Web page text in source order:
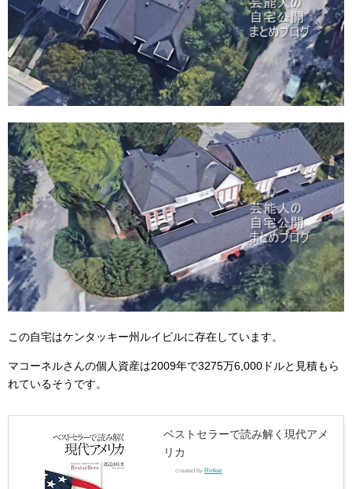
この自宅はケンタッキー州ルイビルに存在しています。
マコーネルさんの個人資産は2009年で3275万6,000ドルと見積もら
れているそうです。
ベストセラーで読み解く現代アメ
リカ
created by Rinker